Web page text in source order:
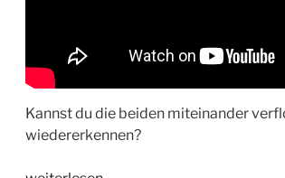
Kannst du die beiden miteinander
wiedererkennen?